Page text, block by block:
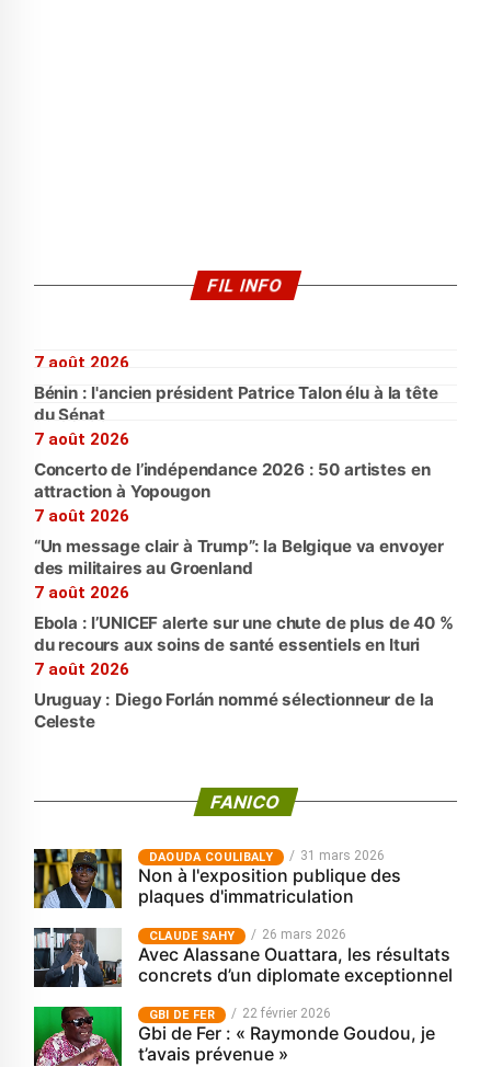
FIL INFO
7 août 2026
Bénin : l'ancien président Patrice Talon élu à la tête
du Sénat
7 août 2026
Concerto de l’indépendance 2026 : 50 artistes en
attraction à Yopougon
7 août 2026
“Un message clair à Trump”: la Belgique va envoyer
des militaires au Groenland
7 août 2026
Ebola : l’UNICEF alerte sur une chute de plus de 40 %
du recours aux soins de santé essentiels en Ituri
7 août 2026
Uruguay : Diego Forlán nommé sélectionneur de la
Celeste
FANICO
‎DAOUDA COULIBALY 31 mars 2026
Non à l'exposition publique des
plaques d'immatriculation
CLAUDE SAHY 26 mars 2026
Avec Alassane Ouattara, les résultats
concrets d’un diplomate exceptionnel
GBI DE FER 22 février 2026
Gbi de Fer : « Raymonde Goudou, je
t’avais prévenue »